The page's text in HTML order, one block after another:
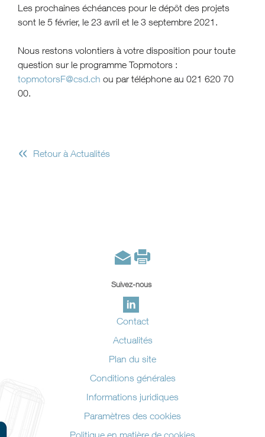
Les prochaines échéances pour le dépôt des projets
sont le 5 février, le 23 avril et le 3 septembre 2021.
Nous restons volontiers à votre disposition pour toute
question sur le programme Topmotors :
topmotorsF@csd.ch ou par téléphone au 021 620 70
00.
« Retour à Actualités
Suivez-nous
Contact
Actualités
Plan du site
Conditions générales
Informations juridiques
Paramètres des cookies
Politique en matière de cookies